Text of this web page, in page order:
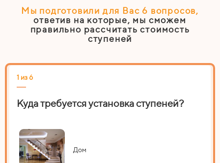
Мы подготовили для Вас 6 вопросов,
ответив на которые, мы сможем
правильно рассчитать стоимость
ступеней
1 из 6
Куда требуется установка ступеней?
Дом